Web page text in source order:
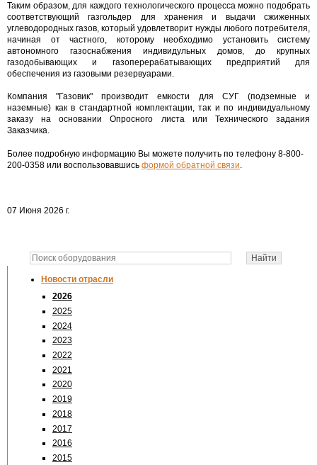
Новости отрасли
2026
2025
2024
2023
2022
2021
2020
2019
2018
2017
2016
2015
Таким образом, для каждого технологического процесса можно подобрать
соответствующий газгольдер для хранения и выдачи сжиженных
углеводородных газов, который удовлетворит нужды любого потребителя,
начиная от частного, которому необходимо установить систему
автономного газоснабжения индивидульных домов, до крупных
газодобывающих и газоперерабатывающих предприятий для
обеспечения из газовыми резервуарами.
Компания "Газовик" производит емкости для СУГ (подземные и
наземные) как в стандартной комплектации, так и по индивидуальному
заказу на основании Опросного листа или Технического задания
Заказчика.
Более подробную информацию Вы можете получить по телефону 8-800-
200-0358 или воспользовавшись формой обратной связи
07 Июня 2026 г.